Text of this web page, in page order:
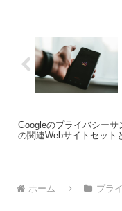
Googleのプライバシーサ
の関連Webサイトセット
ホーム プラ